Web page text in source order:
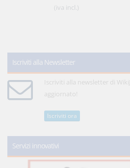
(iva incl.)
Iscriviti alla Newsletter
Iscriviti alla newsletter di
aggiornato!
Iscriviti ora
Servizi innovativi